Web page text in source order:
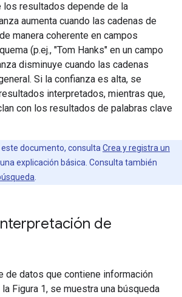
los resultados depende de la
aumenta cuando las cadenas de
manera coherente en campos
(p.ej., "Tom Hanks" en un campo
disminuye cuando las cadenas
Si la confianza es alta, se
interpretados, mientras que,
con los resultados de palabras clave
documento, consulta Crea y registra un
explicación básica. Consulta también
de
de datos que contiene información
Figura 1, se muestra una búsqueda